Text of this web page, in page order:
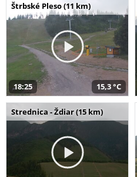
Štrbské Pleso (11 km)
18:25 15,3 °C
Strednica - Ždiar (15 km)